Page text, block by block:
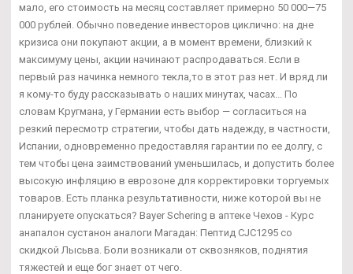
мало, его стоимость на месяц составляет примерно 50 000—75
000 рублей. Обычно поведение инвесторов циклично: на дне
кризиса они покупают акции, а в момент времени, близкий к
максимуму цены, акции начинают распродаваться. Если в
первый раз начинка немного текла,то в этот раз нет. И вряд ли
я кому-то буду рассказывать о наших минутах, часах... По
словам Кругмана, у Германии есть выбор — согласиться на
резкий пересмотр стратегии, чтобы дать надежду, в частности,
Испании, одновременно предоставляя гарантии по ее долгу, с
тем чтобы цена заимствований уменьшилась, и допустить более
высокую инфляцию в еврозоне для корректировки торгуемых
товаров. Есть планка результативности, ниже которой вы не
планируете опускаться? Bayer Schering в аптеке Чехов - Курс
анапалон сустанон аналоги Магадан: Пептид CJC1295 со
скидкой Лысьва. Боли возникали от сквозняков, поднятия
тяжестей и еще бог знает от чего.